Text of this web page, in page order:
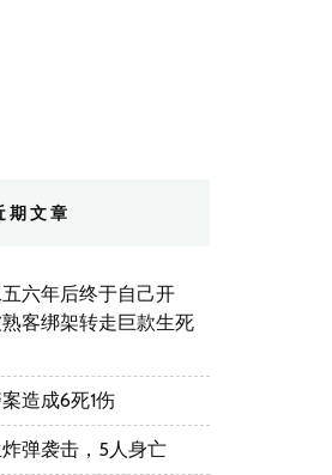
期文章
六年后终于自己开
客绑架转走巨款生死
造成6死1伤
弹袭击，5人身亡